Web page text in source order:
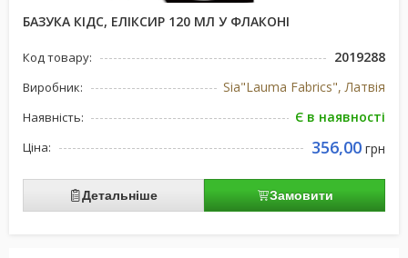
БАЗУКА КІДС, ЕЛІКСИР 120 МЛ У ФЛАКОНІ
Код товару: 2019288
Виробник: Sia"Lauma Fabrics", Латвiя
Наявність: Є в наявності
Ціна: 356,00 грн
Детальніше Замовити